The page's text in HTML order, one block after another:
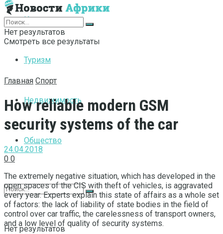
Интернет
Туризм
Недвижимость
Общество
Нет результатов
Нет результатов
Смотреть все результаты
Главная Спорт
How reliable modern GSM
security systems of the car
24.04.2018
0 0
The extremely negative situation, which has developed in the
open spaces of the CIS with theft of vehicles, is aggravated
every year.Experts explain this state of affairs as a whole set
of factors: the lack of liability of state bodies in the field of
control over car traffic, the carelessness of transport owners,
and a low level of quality of security systems.